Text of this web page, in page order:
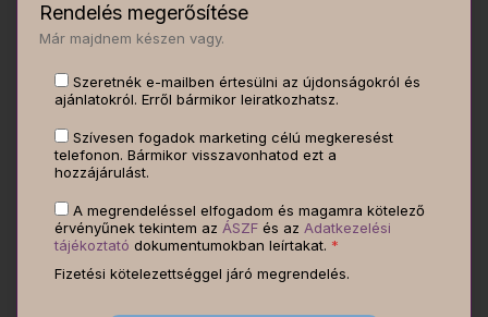
Rendelés megerősítése
Már majdnem készen vagy.
Szeretnék e-mailben értesülni az újdonságokról és
ajánlatokról. Erről bármikor leiratkozhatsz.
Szívesen fogadok marketing célú megkeresést
telefonon. Bármikor visszavonhatod ezt a
hozzájárulást.
A megrendeléssel elfogadom és magamra kötelező
érvényűnek tekintem az ÁSZF és az Adatkezelési
tájékoztató dokumentumokban leírtakat. *
Fizetési kötelezettséggel járó megrendelés.